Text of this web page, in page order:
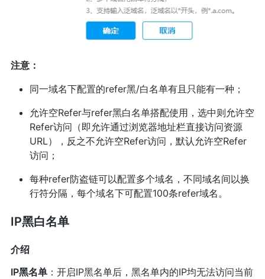
注意：
同一域名下配置的refer黑/白名单有且只能有一种；
允许空Refer与refer黑白名单搭配使用，选中则允许空
Refer访问（即允许通过浏览器地址栏直接访问资源
URL），反之不允许空Refer访问，默认允许空Refer
访问；
每种refer防盗链可以配置多个域名，不同域名间以换
行符分隔，每个域名下可配置100条refer域名。
IP黑白名单
介绍
IP黑名单：开启IP黑名单后，黑名单内的IP均无法访问当前